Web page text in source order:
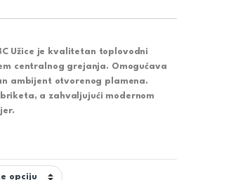
Užice je kvalitetan toplovodni
centralnog grejanja. Omogućava
ambijent otvorenog plamena.
a zahvaljujući modernom
cena: od 121.619,76 RSD do 149.662,62 RSD